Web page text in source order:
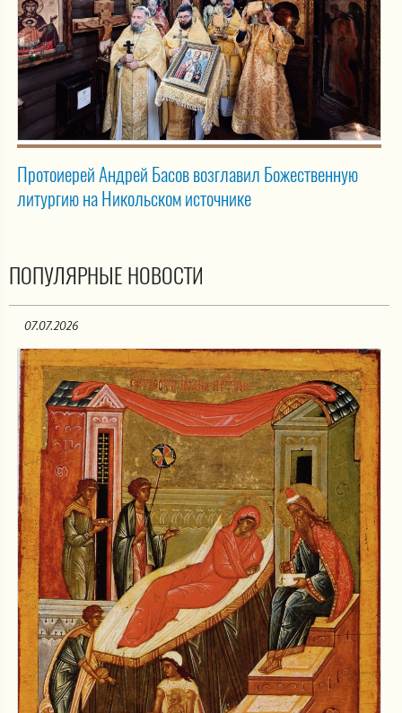
Протоиерей Андрей Басов возглавил Божественную
литургию на Никольском источнике
ПОПУЛЯРНЫЕ НОВОСТИ
07.07.2026